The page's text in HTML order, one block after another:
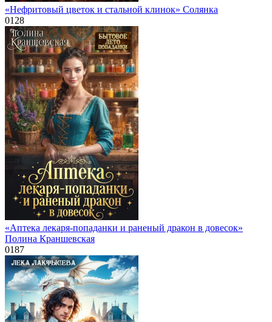
«Нефритовый цветок и стальной клинок» Солянка
0128
«Аптека лекаря-попаданки и раненый дракон в довесок»
Полина Краншевская
0187